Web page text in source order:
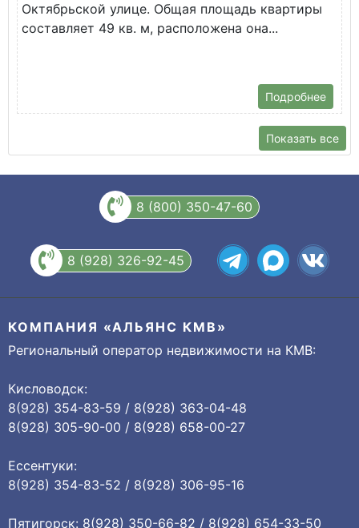
Октябрьской улице. Общая площадь квартиры
составляет 49 кв. м, расположена она...
Подробнее
Показать все
8 (800) 350-47-60
8 (928) 326-92-45
КОМПАНИЯ «АЛЬЯНС КМВ»
Региональный оператор недвижимости на КМВ:
Кисловодск:
8(928) 354-83-59 / 8(928) 363-04-48
8(928) 305-90-00 / 8(928) 658-00-27
Ессентуки:
8(928) 354-83-52 / 8(928) 306-95-16
Пятигорск: 8(928) 350-66-82 / 8(928) 654-33-50